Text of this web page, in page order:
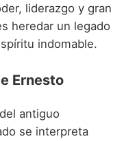
liderazgo y gran
heredar un legado
indomable.
Ernesto
antiguo
se interpreta